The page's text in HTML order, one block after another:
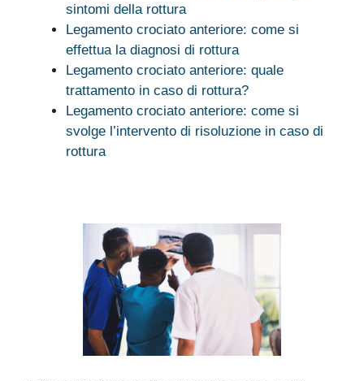
sintomi della rottura
Legamento crociato anteriore: come si
effettua la diagnosi di rottura
Legamento crociato anteriore: quale
trattamento in caso di rottura?
Legamento crociato anteriore: come si
svolge l’intervento di risoluzione in caso di
rottura